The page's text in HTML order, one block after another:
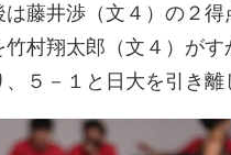
藤井渉（文４）の２
村翔太郎（文４）が
５－１と日大を引き離